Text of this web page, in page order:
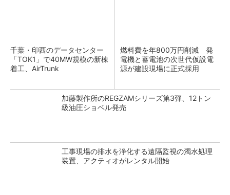
千葉・印西のデータセンター
「TOK1」で40MW規模の新棟
着工、AirTrunk
燃料費を年800万円削減 発
電機と蓄電池の次世代仮設電
源が建設現場に正式採用
加藤製作所のREGZAMシリーズ第3弾、12トン
級油圧ショベル発売
工事現場の排水を浄化する遠隔監視の濁水処理
装置、アクティオがレンタル開始